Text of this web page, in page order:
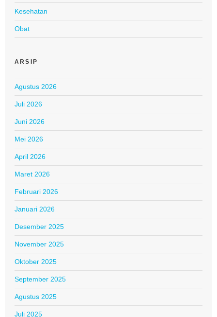
Kesehatan
Obat
ARSIP
Agustus 2026
Juli 2026
Juni 2026
Mei 2026
April 2026
Maret 2026
Februari 2026
Januari 2026
Desember 2025
November 2025
Oktober 2025
September 2025
Agustus 2025
Juli 2025